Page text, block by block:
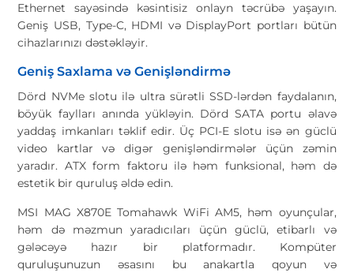
Ethernet sayəsində kəsintisiz onlayn təcrübə yaşayın.
Geniş USB, Type-C, HDMI və DisplayPort portları bütün
cihazlarınızı dəstəkləyir.
Geniş Saxlama və Genişləndirmə
Dörd NVMe slotu ilə ultra sürətli SSD-lərdən faydalanın,
böyük faylları anında yükləyin. Dörd SATA portu əlavə
yaddaş imkanları təklif edir. Üç PCI-E slotu isə ən güclü
video kartlar və digər genişləndirmələr üçün zəmin
yaradır. ATX form faktoru ilə həm funksional, həm də
estetik bir quruluş əldə edin.
MSI MAG X870E Tomahawk WiFi AM5, həm oyunçular,
həm də məzmun yaradıcıları üçün güclü, etibarlı və
gələcəyə hazır bir platformadır. Kompüter
quruluşunuzun əsasını bu anakartla qoyun və